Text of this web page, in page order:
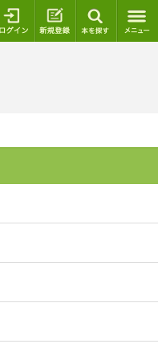
ログイン 新規登録